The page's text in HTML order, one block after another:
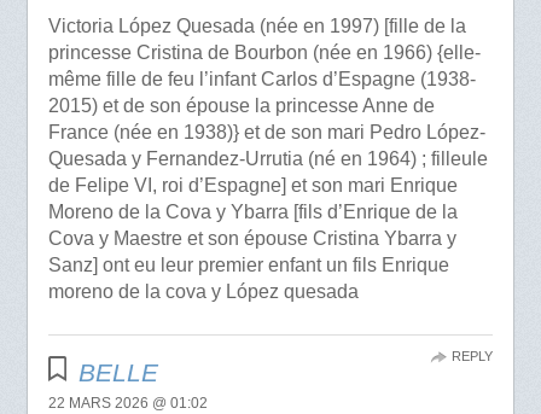
Victoria López Quesada (née en 1997) [fille de la
princesse Cristina de Bourbon (née en 1966) {elle-
même fille de feu l’infant Carlos d’Espagne (1938-
2015) et de son épouse la princesse Anne de
France (née en 1938)} et de son mari Pedro López-
Quesada y Fernandez-Urrutia (né en 1964) ; filleule
de Felipe VI, roi d’Espagne] et son mari Enrique
Moreno de la Cova y Ybarra [fils d’Enrique de la
Cova y Maestre et son épouse Cristina Ybarra y
Sanz] ont eu leur premier enfant un fils Enrique
moreno de la cova y López quesada
BELLE
22 MARS 2026 @ 01:02
REPLY